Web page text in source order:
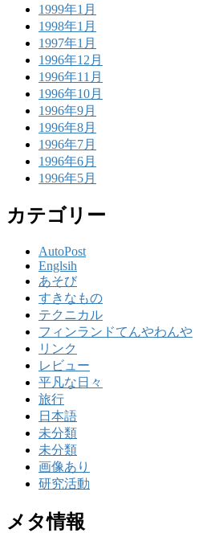
1999年1月
1998年1月
1997年1月
1996年12月
1996年11月
1996年10月
1996年9月
1996年8月
1996年7月
1996年6月
1996年5月
カテゴリー
AutoPost
Englsih
あそび
すきなもの
テクニカル
フィンランドてんやわんや
リンク
レビュー
平凡な日々
旅行
日本語
未分類
未分類
画像あり
研究活動
メタ情報